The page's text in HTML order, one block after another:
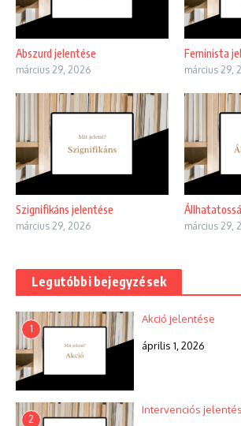
Abszurd jelentése
március 29, 2026
Feminista
március 29,
Szignifikáns jelentése
március 29, 2026 március 29,
Legutóbbi bejegyzések
1
Akció jelentése
április 1, 2026
2
Intervenciós